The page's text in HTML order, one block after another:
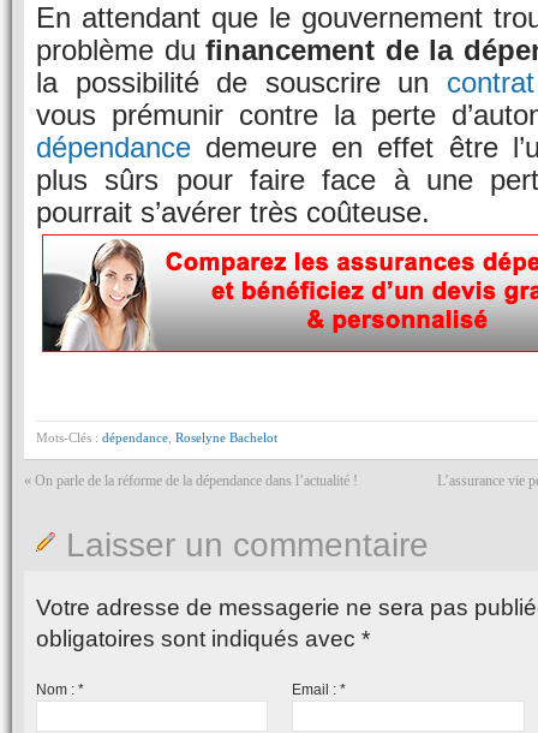
En attendant que le gouvernement
problème dufinancement de la
la possibilité de souscrire un
vous prémunir contre la perte
dépendance demeure en effet être
plus sûrs pour faire face à une
pourrait s’avérer très coûteuse.
Mots-Clés : dépendance Roselyne Bachelot
« On parle de la réforme de la dépendance dans l’actualité ! L’assurance vie
Laisser un commentaire
Votre adresse de messagerie ne sera pas
obligatoires sont indiqués avec *
Nom : * Email :*